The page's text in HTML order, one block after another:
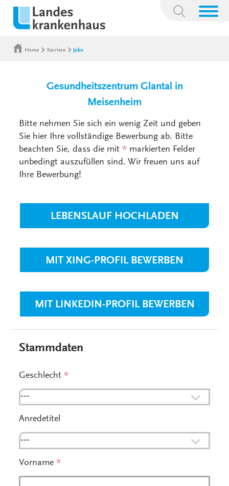
Suchbegriff:
Home Karriere Jobs
Gesundheitszentrum Glantal in
Meisenheim
Bitte nehmen Sie sich ein wenig Zeit und geben
Sie hier Ihre vollständige Bewerbung ab. Bitte
beachten Sie, dass die mit* markierten Felder
unbedingt auszufüllen sind. Wir freuen uns auf
Ihre Bewerbung!
LEBENSLAUF HOCHLADEN
MIT XING-PROFIL BEWERBEN
MIT LINKEDIN-PROFIL BEWERBEN
Stammdaten
Geschlecht*
---
Anredetitel
---
Vorname*